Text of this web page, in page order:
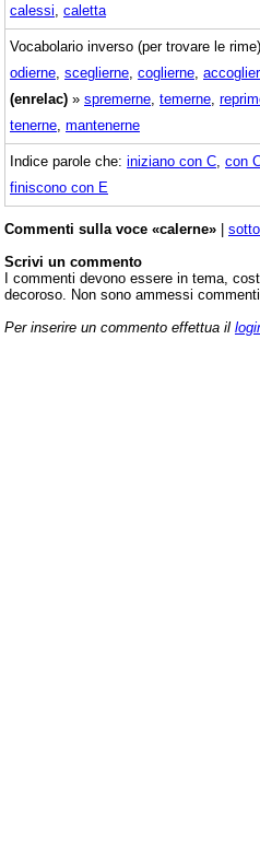
calessi caletta
Vocabolario inverso (per trovare le
odierne sceglierne coglierne
(enrelac) » spremerne temerne
tenerne mantenerne
Indice parole che: iniziano con C con
finiscono con E
Commenti sulla voce «calerne» |
Scrivi un commento
I commenti devono essere in tema,
decoroso. Non sono ammessi
Per inserire un commento effettua il